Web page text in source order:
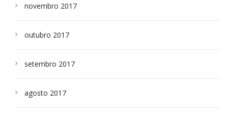
novembro 2017
outubro 2017
setembro 2017
agosto 2017